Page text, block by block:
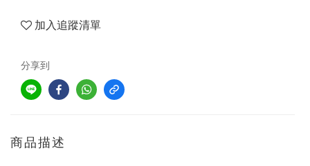
加入追蹤清單
分享到
商品描述